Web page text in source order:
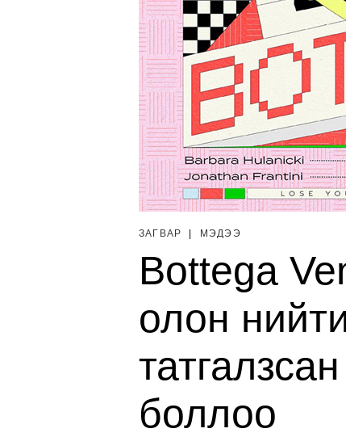
ЗАГВАР МЭДЭЭ
Bottega
олон
боллоо